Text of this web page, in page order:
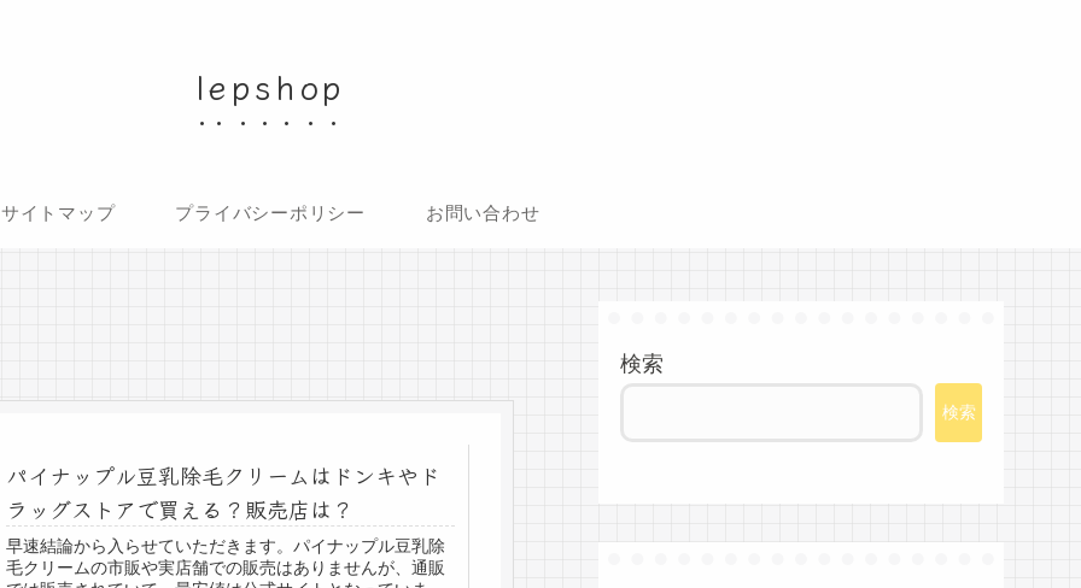
lepshop
サイトマップ プライバシーポリシー お問い合わせ
パイナップル豆乳除毛クリームはドンキやド
ラッグストアで買える？販売店は？
早速結論から入らせていただきます。パイナップル豆乳除
毛クリームの市販や実店舗での販売はありませんが、通販
検索
検索